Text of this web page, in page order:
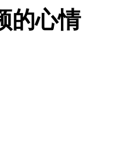
祝福
的心情